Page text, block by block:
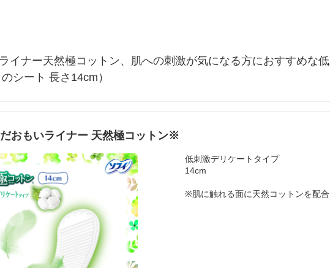
イナー天然極コットン、肌への刺激が気になる方におすすめな
シート 長さ14cm）
おもいライナー 天然極コットン※
低刺激デリケートタイプ
14cm
※肌に触れる面に天然コットンを配合